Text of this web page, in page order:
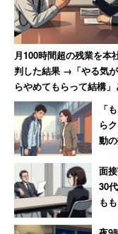
票）、2位東出昌弘
票）という結果にな
者。「安心感」「
い芸能人に人気が集
あわせてよみたい：
婚を決意
月100時間超の残業を本
判した結果 →「やる気
らやめてもらって結構」
れた男性
「
ら
動
面
30
も